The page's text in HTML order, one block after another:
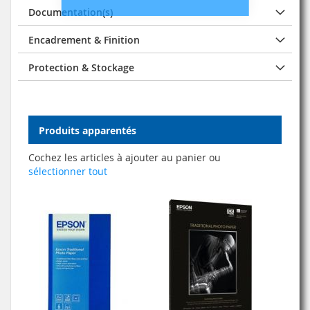
Documentation(s)
Encadrement & Finition
Protection & Stockage
Produits apparentés
Cochez les articles à ajouter au panier ou
sélectionner tout